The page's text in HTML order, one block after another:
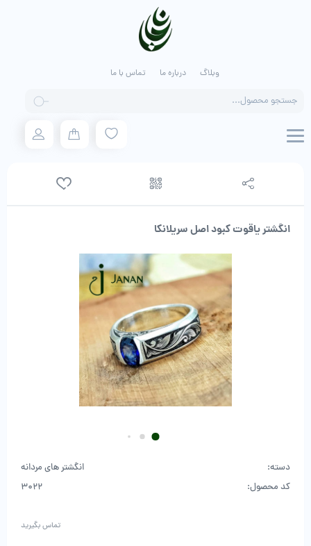
وبلاگ درباره ما تماس با ما
search
انگشتر یاقوت کبود اصل سریلانکا
دسته:
انگشتر های مردانه
کد محصول:
3022
تماس بگیرید